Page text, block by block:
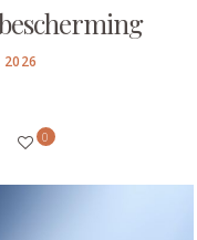
2026
0